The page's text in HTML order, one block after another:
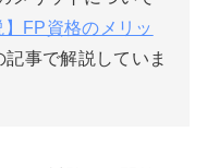
】FP資格のメリッ
記事で解説していま